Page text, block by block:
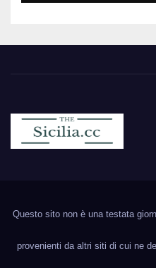
Questo sito non è una testata
provenienti da altri siti di cui ne